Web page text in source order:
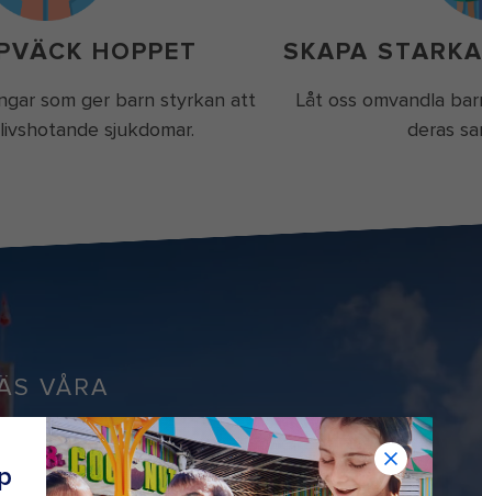
HOPPET
som ger barn styrkan att
sjukdomar.
SKAPA
Låt oss omvandla
deras
perfect day coco cay wave pool family
VÅRA
VITSORD